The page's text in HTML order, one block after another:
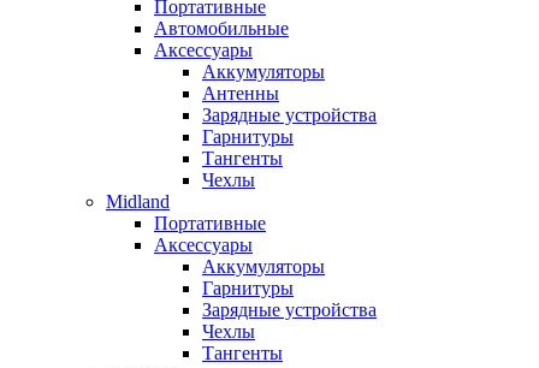
Портативные
Автомобильные
Аксессуары
Аккумуляторы
Антенны
Зарядные устройства
Гарнитуры
Тангенты
Чехлы
Midland
Портативные
Аксессуары
Аккумуляторы
Гарнитуры
Зарядные устройства
Чехлы
Тангенты